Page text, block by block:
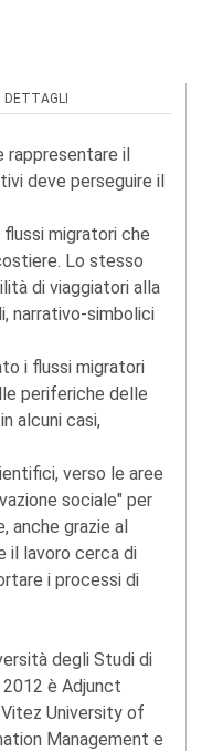
DETTAGLI
rappresentare il
deve perseguire il
migratori che
Lo stesso
di viaggiatori alla
narrativo-simbolici
i flussi migratori
periferiche delle
alcuni casi,
verso le aree
sociale" per
anche grazie al
il lavoro cerca di
i processi di
degli Studi di
è Adjunct
University of
Management e